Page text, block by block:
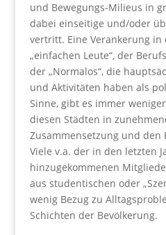
und Bewegungs-Milieus in
dabei einseitige und/oder
vertritt. Eine Verankerung in
„einfachen Leute“, der
der „Normalos“, die
und Aktivitäten haben als
Sinne, gibt es immer
diesen Städten in
Zusammensetzung und den
Viele v.a. der in den letzten
hinzugekommenen
aus studentischen oder
wenig Bezug zu
Schichten der Bevölkerung.